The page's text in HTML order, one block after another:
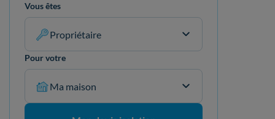
Vous êtes
Propriétaire
Pour votre
Ma maison